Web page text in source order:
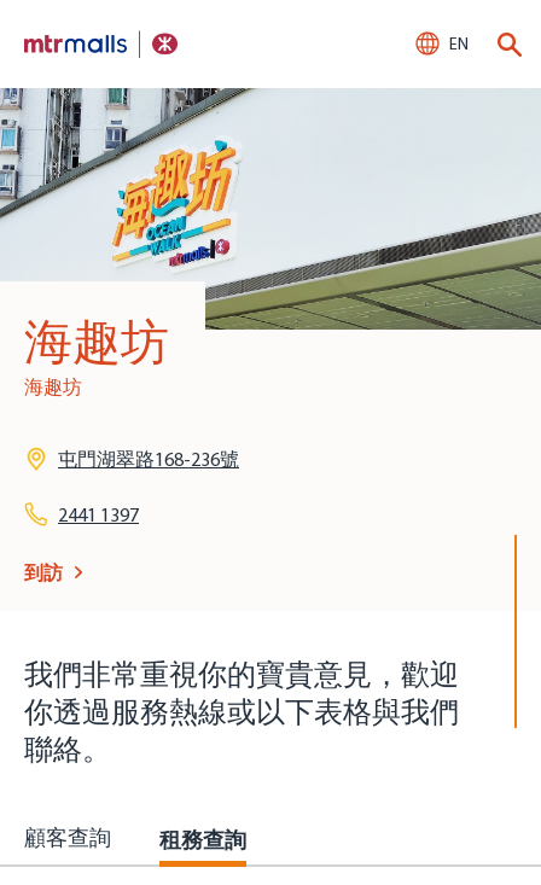
EN
海趣坊
海趣坊
屯門湖翠路168-236號
2441 1397
到訪
我們非常重視你的寶貴意見，歡迎
你透過服務熱線或以下表格與我們
聯絡。
顧客查詢 租務查詢